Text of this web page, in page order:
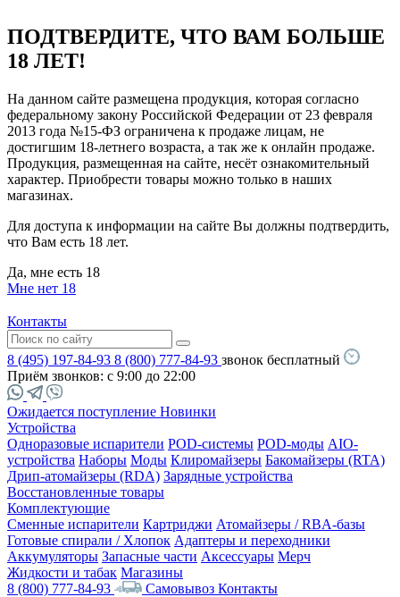
ПОДТВЕРДИТЕ, ЧТО ВАМ БОЛЬШЕ
18 ЛЕТ!
На данном сайте размещена продукция, которая согласно
федеральному закону Российской Федерации от 23 февраля
2013 года №15-ФЗ ограничена к продаже лицам, не
достигшим 18-летнего возраста, а так же к онлайн продаже.
Продукция, размещенная на сайте, несёт ознакомительный
характер. Приобрести товары можно только в наших
магазинах.
Для доступа к информации на сайте Вы должны подтвердить,
что Вам есть 18 лет.
Да, мне есть 18
Мне нет 18
Контакты
8 (495) 197-84-93 8 (800) 777-84-93 звонок бесплатный
Приём звонков: с 9:00 до 22:00
Ожидается поступление Новинки
Устройства
Одноразовые испарители POD-системы POD-моды AIO-
устройства Наборы Моды Клиромайзеры Бакомайзеры (RTA)
Дрип-атомайзеры (RDA) Зарядные устройства
Восстановленные товары
Комплектующие
Сменные испарители Картриджи Атомайзеры / RBA-базы
Готовые спирали / Хлопок Адаптеры и переходники
Аккумуляторы Запасные части Аксессуары Мерч
Жидкости и табак Магазины
8 (800) 777-84-93
Самовывоз Контакты